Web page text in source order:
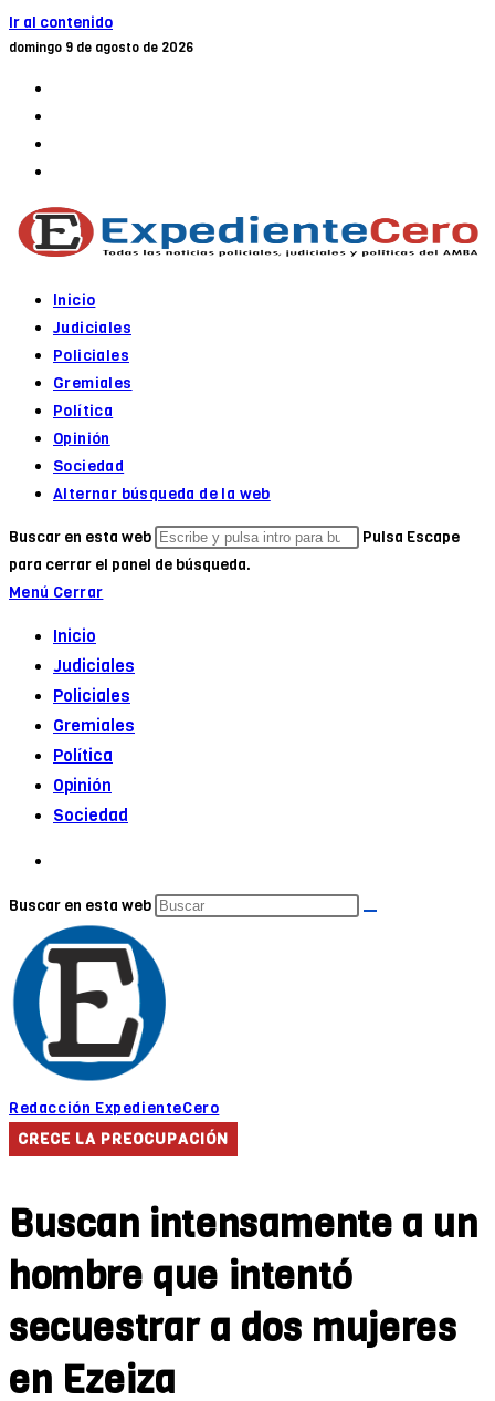
Ir al contenido
domingo 9 de agosto de 2026
Inicio
Judiciales
Policiales
Gremiales
Política
Opinión
Sociedad
Alternar búsqueda de la web
Buscar en esta web
Pulsa Escape
para cerrar el panel de búsqueda.
Menú Cerrar
Inicio
Judiciales
Policiales
Gremiales
Política
Opinión
Sociedad
Buscar en esta web
Redacción ExpedienteCero
CRECE LA PREOCUPACIÓN
Buscan intensamente a un
hombre que intentó
secuestrar a dos mujeres
en Ezeiza